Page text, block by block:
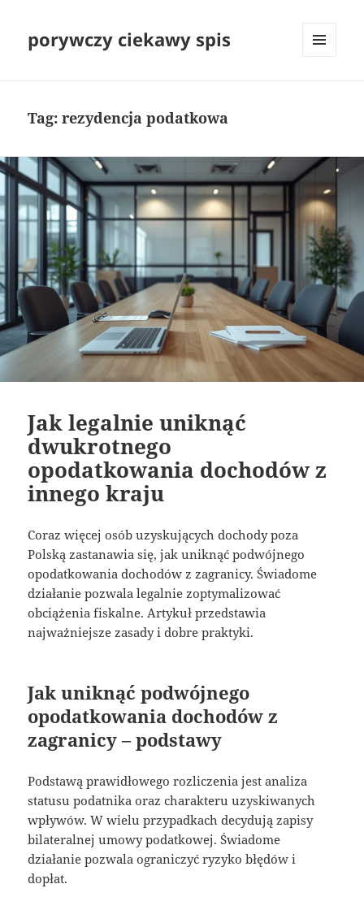
porywczy ciekawy spis
Tag:rezydencja podatkowa
Jak legalnie uniknąć
dwukrotnego
opodatkowania dochodów z
innego kraju
Coraz więcej osób uzyskujących dochody poza
Polską zastanawia się, jak uniknąć podwójnego
opodatkowania dochodów z zagranicy. Świadome
działanie pozwala legalnie zoptymalizować
obciążenia fiskalne. Artykuł przedstawia
najważniejsze zasady i dobre praktyki.
Jak uniknąć podwójnego
opodatkowania dochodów z
zagranicy – podstawy
Podstawą prawidłowego rozliczenia jest analiza
statusu podatnika oraz charakteru uzyskiwanych
wpływów. W wielu przypadkach decydują zapisy
bilateralnej umowy podatkowej. Świadome
działanie pozwala ograniczyć ryzyko błędów i
dopłat.